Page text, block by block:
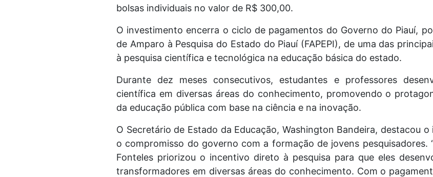
bolsas individuais no valor de R$ 300,00.
O investimento encerra o ciclo de pagamentos do Governo do Piauí,
de Amparo à Pesquisa do Estado do Piauí (FAPEPI), de uma das
à pesquisa científica e tecnológica na educação básica do estado.
Durante dez meses consecutivos, estudantes e professores
científica em diversas áreas do conhecimento, promovendo o
da educação pública com base na ciência e na inovação.
O Secretário de Estado da Educação, Washington Bandeira, destacou
o compromisso do governo com a formação de jovens pesquisadores.
Fonteles priorizou o incentivo direto à pesquisa para que eles
transformadores em diversas áreas do conhecimento. Com o